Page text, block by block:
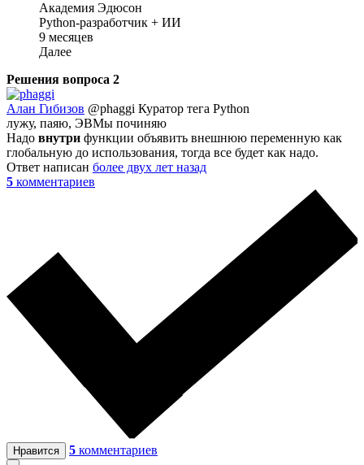
Академия Эдюсон
Python-разработчик + ИИ
9 месяцев
Далее
Решения вопроса 2
Алан Гибизов @phaggi Куратор тега Python
лужу, паяю, ЭВМы починяю
Надо внутри функции объявить внешнюю переменную как
глобальную до использования, тогда все будет как надо.
Ответ написан более двух лет назад
5 комментариев
Нравится 5 комментариев